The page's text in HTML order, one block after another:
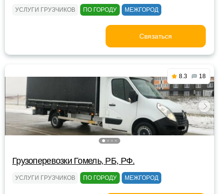
УСЛУГИ ГРУЗЧИКОВ ПО ГОРОДУ МЕЖГОРОД
Связаться
8.3 18
Грузоперевозки Гомель, РБ, РФ.
УСЛУГИ ГРУЗЧИКОВ ПО ГОРОДУ МЕЖГОРОД